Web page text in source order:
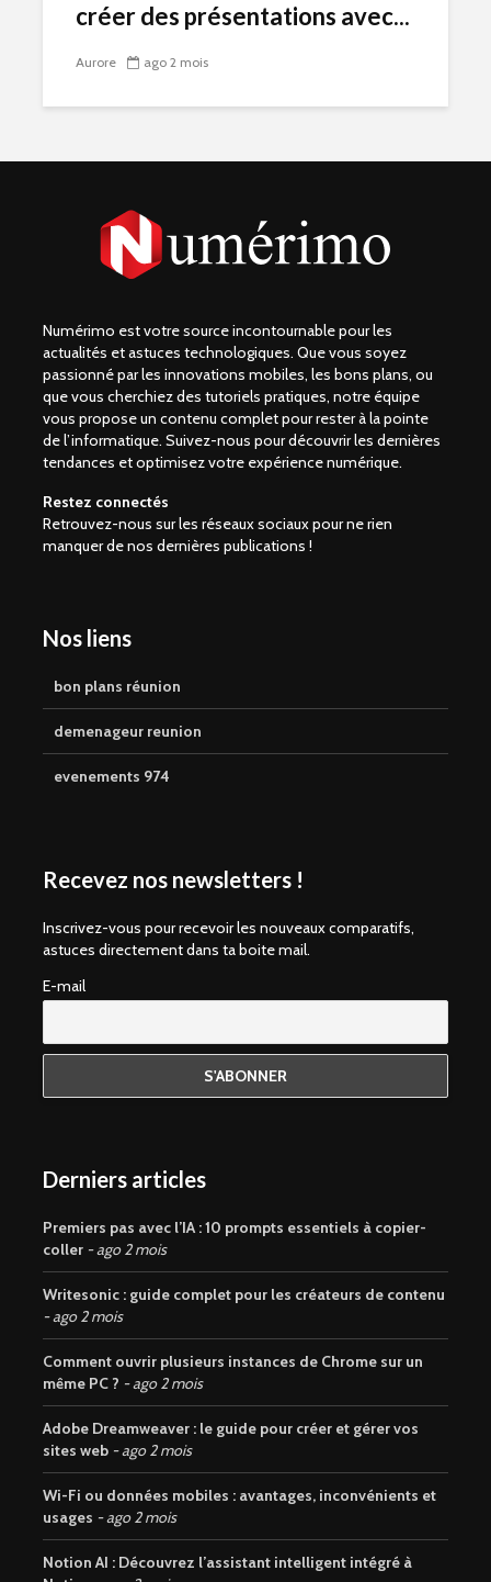
créer des présentations avec...
Aurore ago 2 mois
Numérimo est votre source incontournable pour les
actualités et astuces technologiques. Que vous soyez
passionné par les innovations mobiles, les bons plans, ou
que vous cherchiez des tutoriels pratiques, notre équipe
vous propose un contenu complet pour rester à la pointe
de l’informatique. Suivez-nous pour découvrir les dernières
tendances et optimisez votre expérience numérique.
Restez connectés
Retrouvez-nous sur les réseaux sociaux pour ne rien
manquer de nos dernières publications !
Nos liens
bon plans réunion
demenageur reunion
evenements 974
Recevez nos newsletters !
Inscrivez-vous pour recevoir les nouveaux comparatifs,
astuces directement dans ta boite mail.
E-mail
Derniers articles
Premiers pas avec l’IA : 10 prompts essentiels à copier-
coller
ago 2 mois
Writesonic : guide complet pour les créateurs de contenu
ago 2 mois
Comment ouvrir plusieurs instances de Chrome sur un
même PC ?
ago 2 mois
Adobe Dreamweaver : le guide pour créer et gérer vos
sites web
ago 2 mois
Wi-Fi ou données mobiles : avantages, inconvénients et
usages
ago 2 mois
Notion AI : Découvrez l’assistant intelligent intégré à